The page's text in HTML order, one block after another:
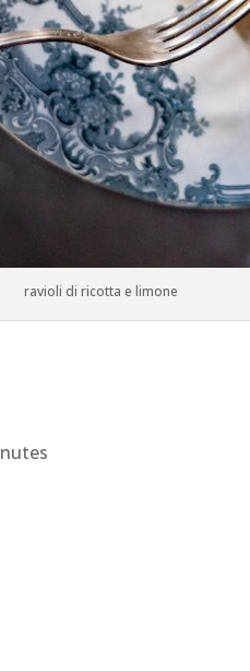
ravioli di ricotta e limone